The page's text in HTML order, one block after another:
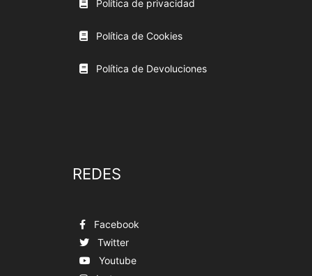
Política de privacidad
Política de Cookies
Política de Devoluciones
REDES
Facebook
Twitter
Youtube